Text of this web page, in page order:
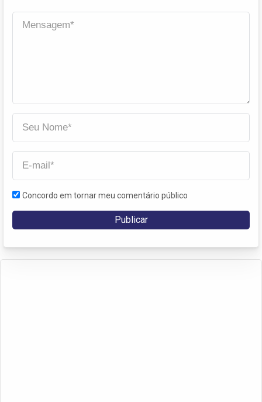
Concordo em tornar meu comentário público